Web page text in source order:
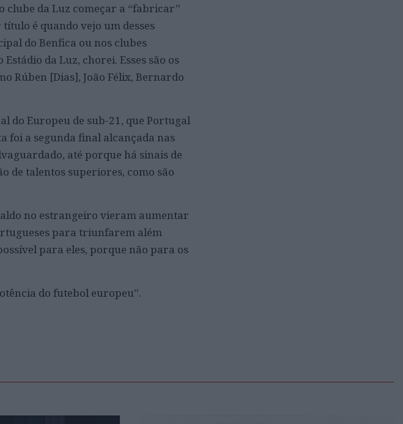
da Luz começar a “fabricar”
é quando vejo um desses
do Benfica ou nos clubes
da Luz, chorei. Esses são os
Rúben [Dias], João Félix, Bernardo
do Europeu de sub-21, que Portugal
foi a segunda final alcançada nas
até porque há sinais de
de talentos superiores, como são
no estrangeiro vieram aumentar
para triunfarem além
para eles, porque não para os
do futebol europeu”.